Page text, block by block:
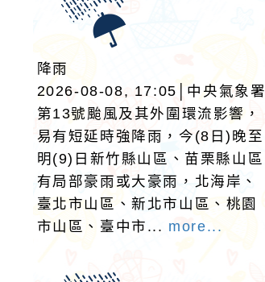
降雨
2026-08-08, 17:05│中央氣象署
第13號颱風及其外圍環流影響，
易有短延時強降雨，今(8日)晚至
明(9)日新竹縣山區、苗栗縣山區
有局部豪雨或大豪雨，北海岸、
臺北市山區、新北市山區、桃園
市山區、臺中市... more...